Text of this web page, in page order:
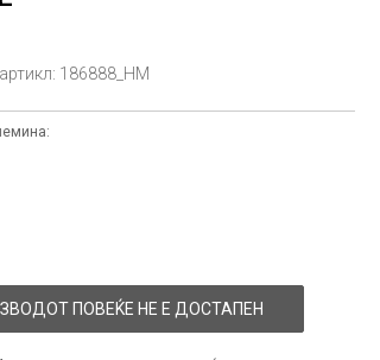
186888_HM
ПОВЕЌЕ НЕ Е ДОСТАПЕН